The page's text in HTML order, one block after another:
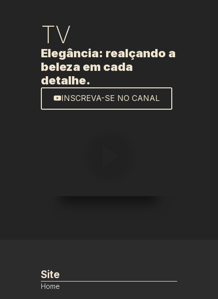
TV
Elegância: realçando a
beleza em cada
detalhe.
INSCREVA-SE NO CANAL
Site
Home